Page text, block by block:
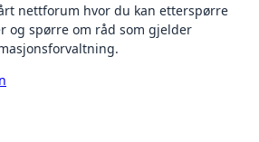
nettforum hvor du kan etterspørre
og spørre om råd som gjelder